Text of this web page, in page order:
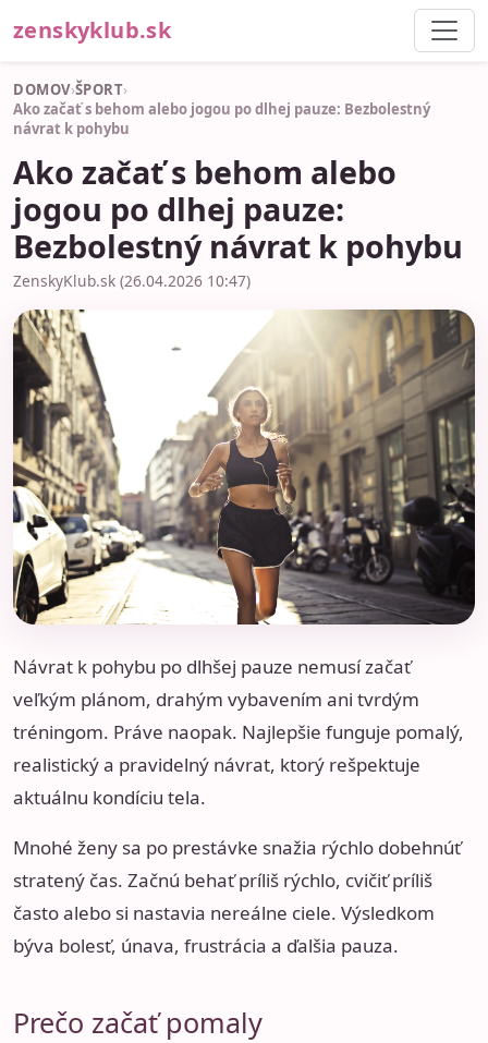
zenskyklub.sk
DOMOV›ŠPORT›
Ako začať s behom alebo jogou po dlhej pauze: Bezbolestný
návrat k pohybu
Ako začať s behom alebo
jogou po dlhej pauze:
Bezbolestný návrat k pohybu
ZenskyKlub.sk (26.04.2026 10:47)
Návrat k pohybu po dlhšej pauze nemusí začať
veľkým plánom, drahým vybavením ani tvrdým
tréningom. Práve naopak. Najlepšie funguje pomalý,
realistický a pravidelný návrat, ktorý rešpektuje
aktuálnu kondíciu tela.
Mnohé ženy sa po prestávke snažia rýchlo dobehnúť
stratený čas. Začnú behať príliš rýchlo, cvičiť príliš
často alebo si nastavia nereálne ciele. Výsledkom
býva bolesť, únava, frustrácia a ďalšia pauza.
Prečo začať pomaly